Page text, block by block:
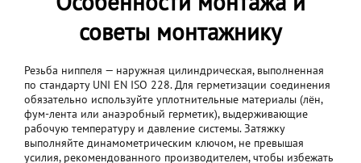
советы монтажнику
Резьба ниппеля — наружная цилиндрическая, выполненная
по стандарту UNI EN ISO 228. Для герметизации соединения
обязательно используйте уплотнительные материалы (лён,
фум-лента или анаэробный герметик), выдерживающие
рабочую температуру и давление системы. Затяжку
выполняйте динамометрическим ключом, не превышая
усилия, рекомендованного производителем, чтобы избежать